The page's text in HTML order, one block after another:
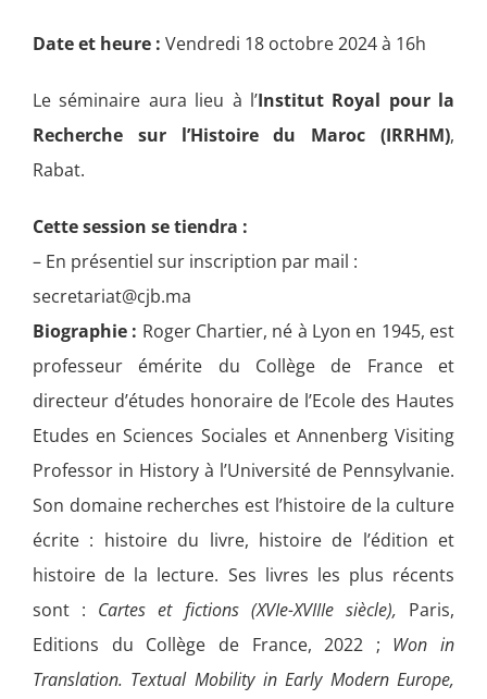
Date et heure : Vendredi 18 octobre 2024 à 16h
Le séminaire aura lieu à l’Institut Royal pour la
Recherche sur l’Histoire du Maroc (IRRHM),
Rabat.
Cette session se tiendra :
– En présentiel sur inscription par mail :
secretariat@cjb.ma
Biographie : Roger Chartier, né à Lyon en 1945, est
professeur émérite du Collège de France et
directeur d’études honoraire de l’Ecole des Hautes
Etudes en Sciences Sociales et Annenberg Visiting
Professor in History à l’Université de Pennsylvanie.
Son domaine recherches est l’histoire de la culture
écrite : histoire du livre, histoire de l’édition et
histoire de la lecture. Ses livres les plus récents
sont : Cartes et fictions (XVIe-XVIIIe siècle), Paris,
Editions du Collège de France, 2022 ; Won in
Translation. Textual Mobility in Early Modern Europe,